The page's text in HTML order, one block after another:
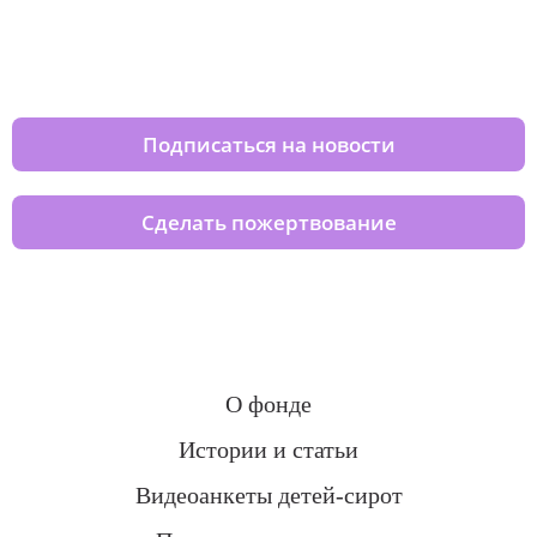
Подписаться на новости
Сделать пожертвование
О фонде
Истории и статьи
Видеоанкеты детей-сирот